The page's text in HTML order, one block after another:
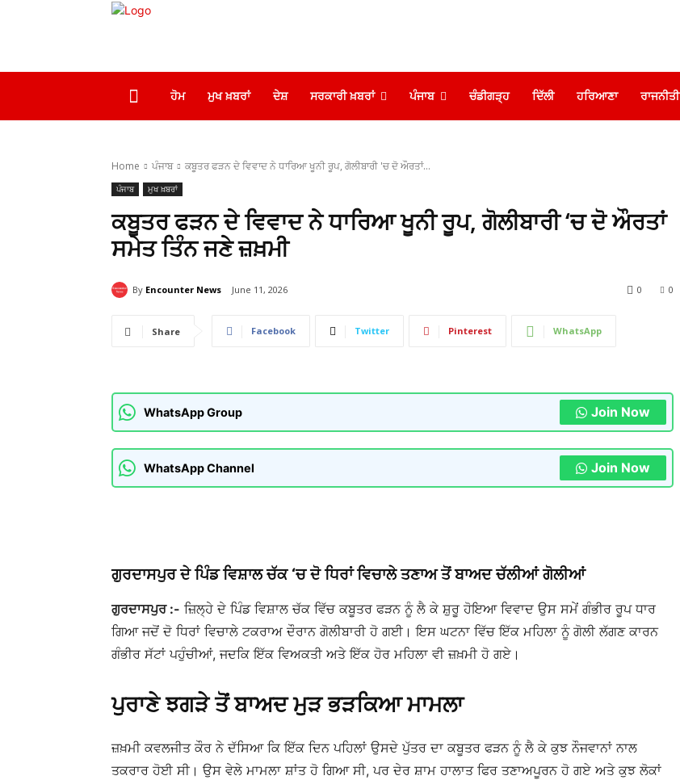
ਹੋਮ ਮੁਖ ਖ਼ਬਰਾਂ ਦੇਸ਼ ਸਰਕਾਰੀ ਖ਼ਬਰਾਂ ਪੰਜਾਬ ਚੰਡੀਗੜ੍ਹ ਦਿੱਲੀ ਹਰਿਆਣਾ ਰਾਜਨੀਤੀ
Home ਪੰਜਾਬ ਕਬੂਤਰ ਫੜਨ ਦੇ ਵਿਵਾਦ ਨੇ ਧਾਰਿਆ ਖੂਨੀ ਰੂਪ, ਗੋਲੀਬਾਰੀ 'ਚ ਦੋ ਔਰਤਾਂ...
ਪੰਜਾਬ ਮੁਖ ਖ਼ਬਰਾਂ
ਕਬੂਤਰ ਫੜਨ ਦੇ ਵਿਵਾਦ ਨੇ ਧਾਰਿਆ ਖੂਨੀ ਰੂਪ, ਗੋਲੀਬਾਰੀ ‘ਚ ਦੋ ਔਰਤਾਂ
ਸਮੇਤ ਤਿੰਨ ਜਣੇ ਜ਼ਖ਼ਮੀ
By Encounter News June 11, 2026 0
0
Share Facebook Twitter Pinterest WhatsApp
WhatsApp Group Join Now
WhatsApp Channel Join Now
ਗੁਰਦਾਸਪੁਰ ਦੇ ਪਿੰਡ ਵਿਸ਼ਾਲ ਚੱਕ ‘ਚ ਦੋ ਧਿਰਾਂ ਵਿਚਾਲੇ ਤਣਾਅ ਤੋਂ ਬਾਅਦ ਚੱਲੀਆਂ ਗੋਲੀਆਂ
ਗੁਰਦਾਸਪੁਰ :- ਜ਼ਿਲ੍ਹੇ ਦੇ ਪਿੰਡ ਵਿਸ਼ਾਲ ਚੱਕ ਵਿੱਚ ਕਬੂਤਰ ਫੜਨ ਨੂੰ ਲੈ ਕੇ ਸ਼ੁਰੂ ਹੋਇਆ ਵਿਵਾਦ ਉਸ ਸਮੇਂ ਗੰਭੀਰ ਰੂਪ ਧਾਰ
ਗਿਆ ਜਦੋਂ ਦੋ ਧਿਰਾਂ ਵਿਚਾਲੇ ਟਕਰਾਅ ਦੌਰਾਨ ਗੋਲੀਬਾਰੀ ਹੋ ਗਈ। ਇਸ ਘਟਨਾ ਵਿੱਚ ਇੱਕ ਮਹਿਲਾ ਨੂੰ ਗੋਲੀ ਲੱਗਣ ਕਾਰਨ
ਗੰਭੀਰ ਸੱਟਾਂ ਪਹੁੰਚੀਆਂ, ਜਦਕਿ ਇੱਕ ਵਿਅਕਤੀ ਅਤੇ ਇੱਕ ਹੋਰ ਮਹਿਲਾ ਵੀ ਜ਼ਖ਼ਮੀ ਹੋ ਗਏ।
ਪੁਰਾਣੇ ਝਗੜੇ ਤੋਂ ਬਾਅਦ ਮੁੜ ਭੜਕਿਆ ਮਾਮਲਾ
ਜ਼ਖ਼ਮੀ ਕਵਲਜੀਤ ਕੌਰ ਨੇ ਦੱਸਿਆ ਕਿ ਇੱਕ ਦਿਨ ਪਹਿਲਾਂ ਉਸਦੇ ਪੁੱਤਰ ਦਾ ਕਬੂਤਰ ਫੜਨ ਨੂੰ ਲੈ ਕੇ ਕੁਝ ਨੌਜਵਾਨਾਂ ਨਾਲ
ਤਕਰਾਰ ਹੋਈ ਸੀ। ਉਸ ਵੇਲੇ ਮਾਮਲਾ ਸ਼ਾਂਤ ਹੋ ਗਿਆ ਸੀ, ਪਰ ਦੇਰ ਸ਼ਾਮ ਹਾਲਾਤ ਫਿਰ ਤਣਾਅਪੂਰਨ ਹੋ ਗਏ ਅਤੇ ਕੁਝ ਲੋਕਾਂ